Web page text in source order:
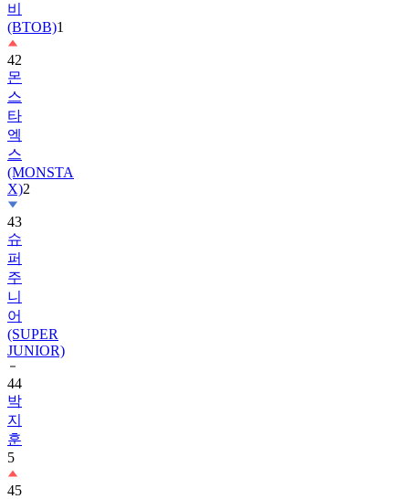
비
(BTOB)1
42
몬
스
타
엑
스
(MONSTA
X)2
43
슈
퍼
주
니
어
(SUPER
JUNIOR)
44
박
지
훈
5
45